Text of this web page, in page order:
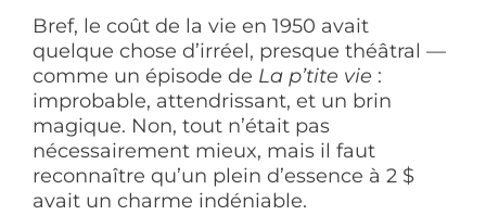
Bref, le coût de la vie en 1950 avait
quelque chose d’irréel, presque théâtral —
comme un épisode de La p’tite vie :
improbable, attendrissant, et un brin
magique. Non, tout n’était pas
nécessairement mieux, mais il faut
reconnaître qu’un plein d’essence à 2 $
avait un charme indéniable.